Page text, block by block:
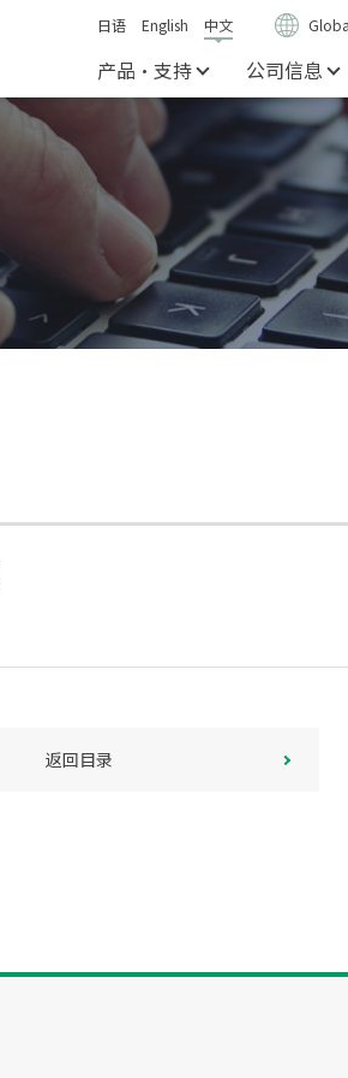
日语 English 中文
产品・支持 公司信息
返回目录